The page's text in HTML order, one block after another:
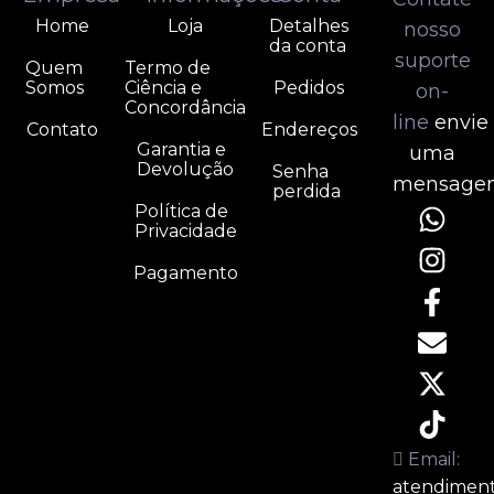
Home
Quem
Somos
Contato
Loja
Termo de
Ciência e
Concordância
Garantia e
Devolução
Política de
Privacidade
Pagamento
Detalhes
da conta
Pedidos
Endereços
Senha
perdida
nosso
suporte
on-
line envie
uma
Email: